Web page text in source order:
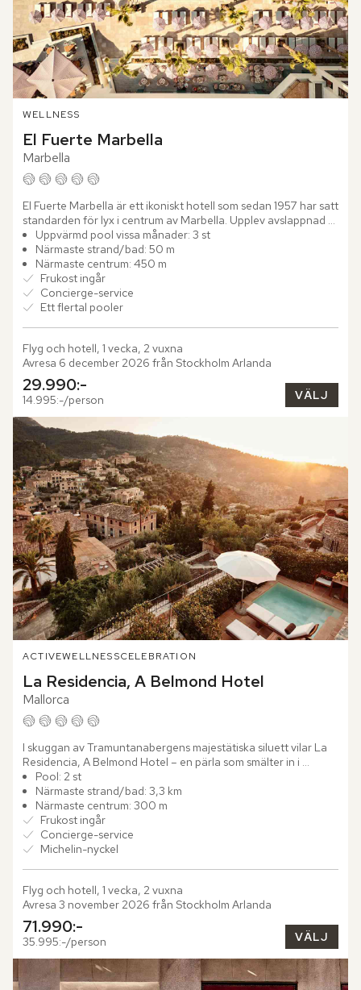
WELLNESS
El Fuerte Marbella
Marbella
El Fuerte Marbella är ett ikoniskt hotell som sedan 1957 har satt
standarden för lyx i centrum av Marbella. Upplev avslappnad
elegans i en sofistikerad och välkomnande atmosfär....
Uppvärmd pool vissa månader: 3 st
Närmaste strand/bad: 50 m
Närmaste centrum: 450 m
Frukost ingår
Concierge-service
Ett flertal pooler
Flyg och hotell, 1 vecka, 2 vuxna
Avresa 6 december 2026 från Stockholm Arlanda
29.990:-
14.995:-/person VÄLJ
ACTIVEWELLNESSCELEBRATION
La Residencia, A Belmond Hotel
Mallorca
I skuggan av Tramuntanabergens majestätiska siluett vilar La
Residencia, A Belmond Hotel – en pärla som smälter in i
landskapets orörda skönhet. Här, intill den charmiga byn
Deià,...
Pool: 2 st
Närmaste strand/bad: 3,3 km
Närmaste centrum: 300 m
Frukost ingår
Concierge-service
Michelin-nyckel
Flyg och hotell, 1 vecka, 2 vuxna
Avresa 3 november 2026 från Stockholm Arlanda
71.990:-
35.995:-/person VÄLJ